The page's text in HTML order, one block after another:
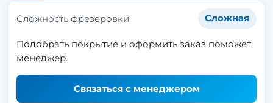
Сложность фрезеровки Сложная
Подобрать покрытие и оформить заказ поможет
менеджер.
Связаться с менеджером